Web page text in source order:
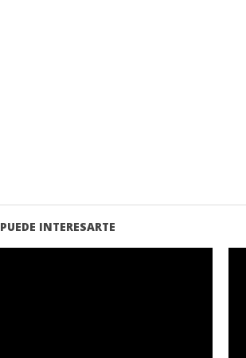
PUEDE INTERESARTE